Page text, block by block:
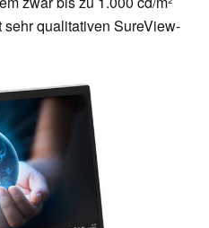
qualitativen SureView-